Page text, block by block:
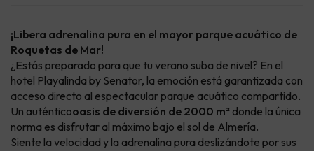
¡Libera adrenalina pura en el mayor parque acuático de
Roquetas de Mar!
¿Estás preparado para que tu verano suba de nivel? En el
hotel Playalinda by Senator, la emoción está garantizada con
acceso directo al espectacular parque acuático compartido.
Un auténticooasis de diversión de 2000 m² donde la única
norma es disfrutar al máximo bajo el sol de Almería.
Siente la velocidad y la adrenalina pura deslizándote por sus